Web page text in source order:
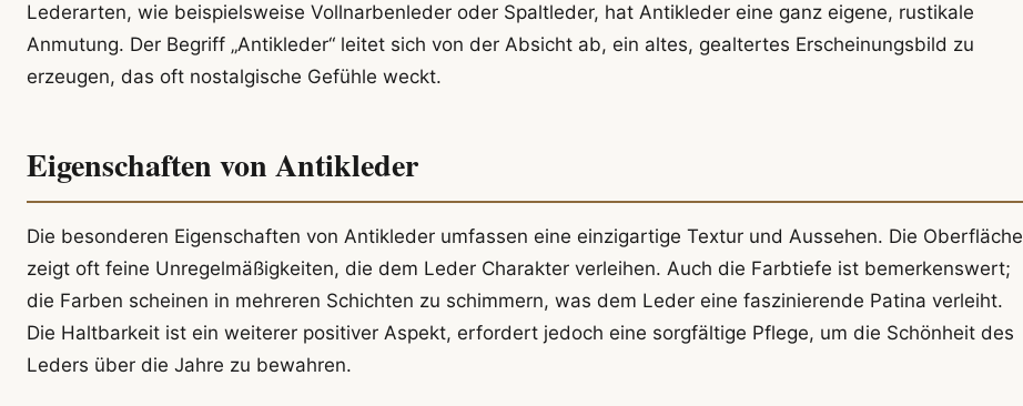
Lederarten, wie beispielsweise Vollnarbenleder oder Spaltleder, hat Antikleder eine ganz eigene, rustikale
Anmutung. Der Begriff „Antikleder“ leitet sich von der Absicht ab, ein altes, gealtertes Erscheinungsbild zu
erzeugen, das oft nostalgische Gefühle weckt.
Eigenschaften von Antikleder
Die besonderen Eigenschaften von Antikleder umfassen eine einzigartige Textur und Aussehen. Die Oberfläche
zeigt oft feine Unregelmäßigkeiten, die dem Leder Charakter verleihen. Auch die Farbtiefe ist bemerkenswert;
die Farben scheinen in mehreren Schichten zu schimmern, was dem Leder eine faszinierende Patina verleiht.
Die Haltbarkeit ist ein weiterer positiver Aspekt, erfordert jedoch eine sorgfältige Pflege, um die Schönheit des
Leders über die Jahre zu bewahren.